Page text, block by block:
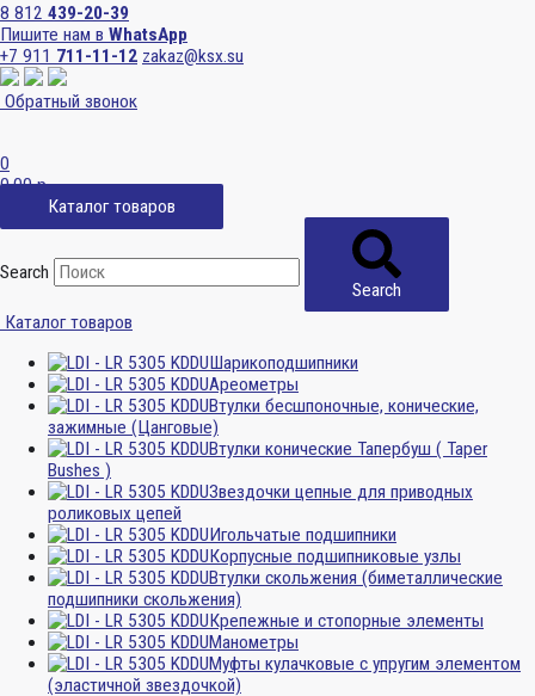
8 812 439-20-39
Пишите нам в WhatsApp
+7 911 711-11-12 zakaz@ksx.su
Обратный звонок
0
0,00р.
Каталог товаров
Search
Search
Каталог товаров
Шарикоподшипники
Ареометры
Втулки бесшпоночные, конические,
зажимные (Цанговые)
Втулки конические Тапербуш ( Taper
Bushes )
Звездочки цепные для приводных
роликовых цепей
Игольчатые подшипники
Корпусные подшипниковые узлы
Втулки скольжения (биметаллические
подшипники скольжения)
Крепежные и стопорные элементы
Манометры
Муфты кулачковые с упругим элементом
(эластичной звездочкой)